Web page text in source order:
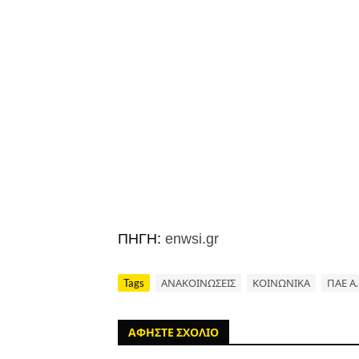
ΠΗΓΗ: enwsi.gr
Tags ΑΝΑΚΟΙΝΩΣΕΙΣ ΚΟΙΝΩΝΙΚΑ ΠΑΕ
ΑΦΗΣΤΕ ΣΧΟΛΙΟ